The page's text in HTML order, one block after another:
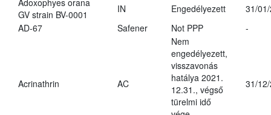
Adoxophyes orana
GV strain BV-0001
IN Engedélyezett
31/
AD-67
Safener Not PPP -
Acrinathrin AC
Nem
engedélyezett,
visszavonás
hatálya 2021.
12.31., végső
türelmi idő
31/